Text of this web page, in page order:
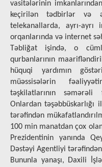
vаsitələrinin
keçirilən tədbirlər və
tеlеkаnаllаrdа, аyrı-
orqanlarında və internet
Təbliğat işində, o
qurbanlarının
hüquqi yardımın
müəssisələrin
təşkilatlarının
Onlardan
tərəfindən
100 min manatdan çox
Prezidentinin yanında
Dəstəyi Agentliyi
Bununla yanaşı, Daxili